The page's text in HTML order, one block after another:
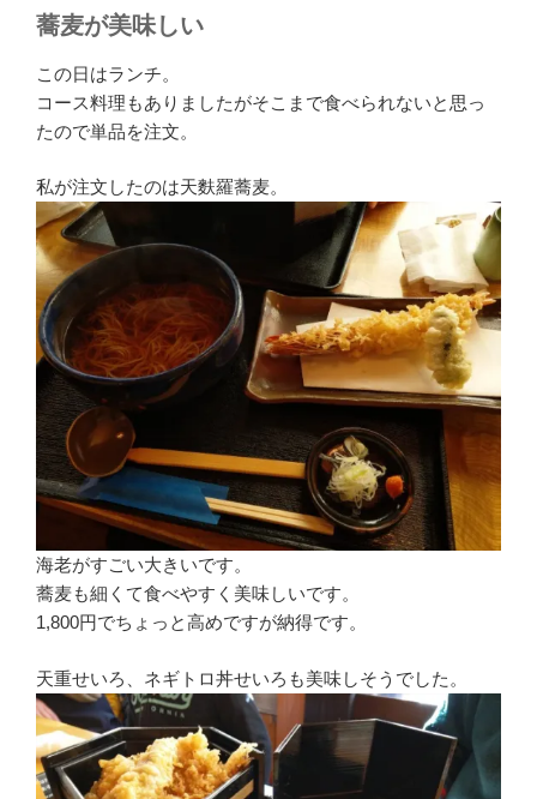
蕎麦が美味しい
この日はランチ。
コース料理もありましたがそこまで食べられないと思っ
たので単品を注文。
私が注文したのは天麩羅蕎麦。
海老がすごい大きいです。
蕎麦も細くて食べやすく美味しいです。
1,800円でちょっと高めですが納得です。
天重せいろ、ネギトロ丼せいろも美味しそうでした。